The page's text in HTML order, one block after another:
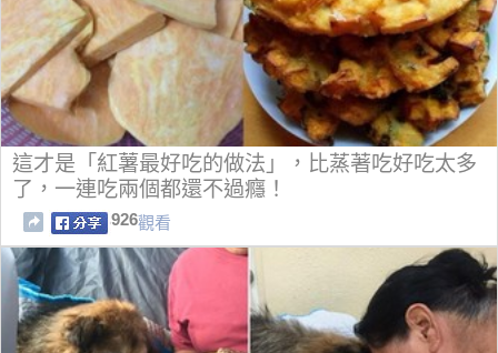
這才是「紅薯最好吃的做法」，比蒸著吃好吃太多
了，一連吃兩個都還不過癮！
926觀看